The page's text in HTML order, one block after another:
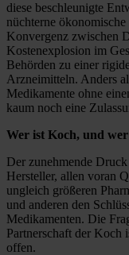
diese beschleunigte
nüchterne
Konvergenz zwischen
Kostenexplosion im
Behörden zu einer
Arzneimitteln. Anders
Medikamente ohne
kaum noch eine
Wer ist Koch, und
Der zunehmende
Hersteller, allen voran
ungleich größeren
und anderen den
Medikamenten. Die
Partnerschaft der Koch
offen.